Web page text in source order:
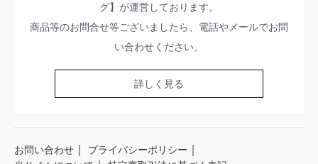
グ】が運営しております。
商品等のお問合せ等ございましたら、電話やメールでお問
い合わせください。
詳しく見る
お問い合わせ ｜ プライバシーポリシー ｜